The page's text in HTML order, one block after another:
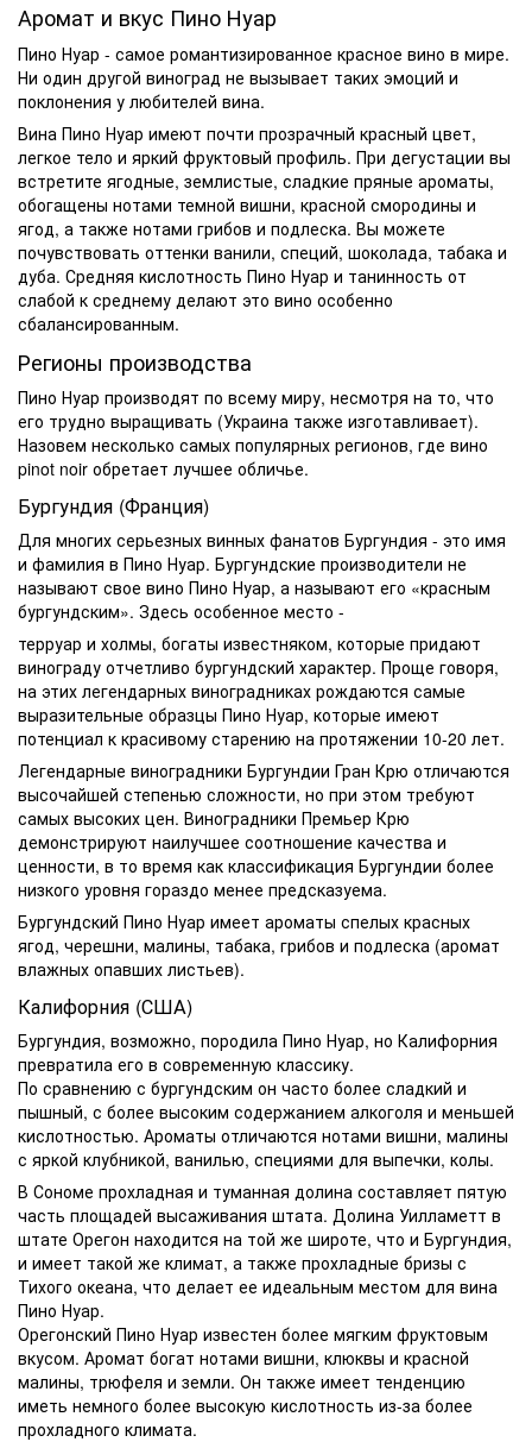
Аромат и вкус Пино Нуар
Пино Нуар - самое романтизированное красное вино в мире.
Ни один другой виноград не вызывает таких эмоций и
поклонения у любителей вина.
Вина Пино Нуар имеют почти прозрачный красный цвет,
легкое тело и яркий фруктовый профиль. При дегустации вы
встретите ягодные, землистые, сладкие пряные ароматы,
обогащены нотами темной вишни, красной смородины и
ягод, а также нотами грибов и подлеска. Вы можете
почувствовать оттенки ванили, специй, шоколада, табака и
дуба. Средняя кислотность Пино Нуар и танинность от
слабой к среднему делают это вино особенно
сбалансированным.
Регионы производства
Пино Нуар производят по всему миру, несмотря на то, что
его трудно выращивать (Украина также изготавливает).
Назовем несколько самых популярных регионов, где вино
pinot noir обретает лучшее обличье.
Бургундия (Франция)
Для многих серьезных винных фанатов Бургундия - это имя
и фамилия в Пино Нуар. Бургундские производители не
называют свое вино Пино Нуар, а называют его «красным
бургундским». Здесь особенное место -
терруар и холмы, богаты известняком, которые придают
винограду отчетливо бургундский характер. Проще говоря,
на этих легендарных виноградниках рождаются самые
выразительные образцы Пино Нуар, которые имеют
потенциал к красивому старению на протяжении 10-20 лет.
Легендарные виноградники Бургундии Гран Крю отличаются
высочайшей степенью сложности, но при этом требуют
самых высоких цен. Виноградники Премьер Крю
демонстрируют наилучшее соотношение качества и
ценности, в то время как классификация Бургундии более
низкого уровня гораздо менее предсказуема.
Бургундский Пино Нуар имеет ароматы спелых красных
ягод, черешни, малины, табака, грибов и подлеска (аромат
влажных опавших листьев).
Калифорния (США)
Бургундия, возможно, породила Пино Нуар, но Калифорния
превратила его в современную классику.
По сравнению с бургундским он часто более сладкий и
пышный, с более высоким содержанием алкоголя и меньшей
кислотностью. Ароматы отличаются нотами вишни, малины
с яркой клубникой, ванилью, специями для выпечки, колы.
В Сономе прохладная и туманная долина составляет пятую
часть площадей высаживания штата. Долина Уилламетт в
штате Орегон находится на той же широте, что и Бургундия,
и имеет такой же климат, а также прохладные бризы с
Тихого океана, что делает ее идеальным местом для вина
Пино Нуар.
Орегонский Пино Нуар известен более мягким фруктовым
вкусом. Аромат богат нотами вишни, клюквы и красной
малины, трюфеля и земли. Он также имеет тенденцию
иметь немного более высокую кислотность из-за более
прохладного климата.